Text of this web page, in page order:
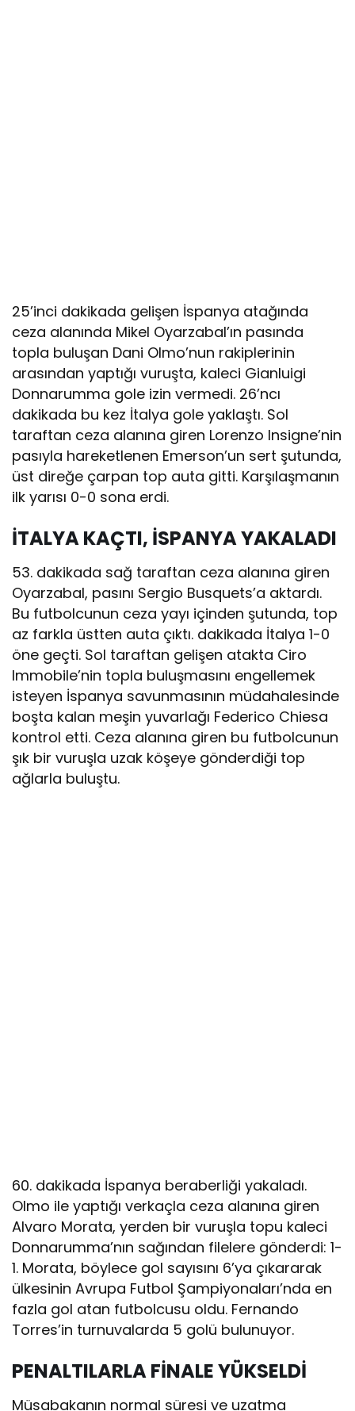
25’inci dakikada gelişen İspanya atağında
ceza alanında Mikel Oyarzabal’ın pasında
topla buluşan Dani Olmo’nun rakiplerinin
arasından yaptığı vuruşta, kaleci Gianluigi
Donnarumma gole izin vermedi. 26’ncı
dakikada bu kez İtalya gole yaklaştı. Sol
taraftan ceza alanına giren Lorenzo Insigne’nin
pasıyla hareketlenen Emerson’un sert şutunda,
üst direğe çarpan top auta gitti. Karşılaşmanın
ilk yarısı 0-0 sona erdi.
İTALYA KAÇTI, İSPANYA YAKALADI
53. dakikada sağ taraftan ceza alanına giren
Oyarzabal, pasını Sergio Busquets’a aktardı.
Bu futbolcunun ceza yayı içinden şutunda, top
az farkla üstten auta çıktı. dakikada İtalya 1-0
öne geçti. Sol taraftan gelişen atakta Ciro
Immobile’nin topla buluşmasını engellemek
isteyen İspanya savunmasının müdahalesinde
boşta kalan meşin yuvarlağı Federico Chiesa
kontrol etti. Ceza alanına giren bu futbolcunun
şık bir vuruşla uzak köşeye gönderdiği top
ağlarla buluştu.
60. dakikada İspanya beraberliği yakaladı.
Olmo ile yaptığı verkaçla ceza alanına giren
Alvaro Morata, yerden bir vuruşla topu kaleci
Donnarumma’nın sağından filelere gönderdi: 1-
1. Morata, böylece gol sayısını 6’ya çıkararak
ülkesinin Avrupa Futbol Şampiyonaları’nda en
fazla gol atan futbolcusu oldu. Fernando
Torres’in turnuvalarda 5 golü bulunuyor.
PENALTILARLA FİNALE YÜKSELDİ
Müsabakanın normal süresi ve uzatma